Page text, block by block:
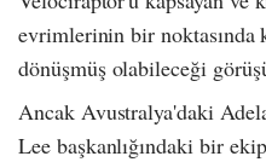
evrimlerinin bir noktasında
dönüşmüş olabileceği
Ancak Avustralya'daki
Lee başkanlığındaki bir